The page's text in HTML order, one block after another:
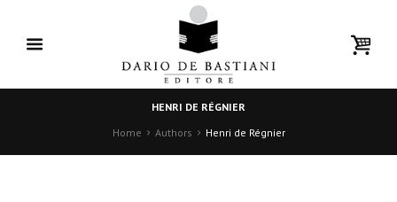
HENRI DE RÉGNIER
Home
Authors Henri de Régnier